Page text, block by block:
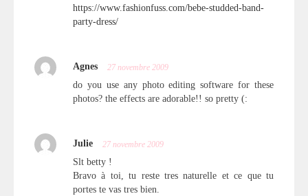
https://www.fashionfuss.com/bebe-studded-band-
party-dress/
Agnes 27 novembre 2009
do you use any photo editing software for these
photos? the effects are adorable!! so pretty (:
Julie 27 novembre 2009
Slt betty !
Bravo à toi, tu reste tres naturelle et ce que tu
portes te vas tres bien.